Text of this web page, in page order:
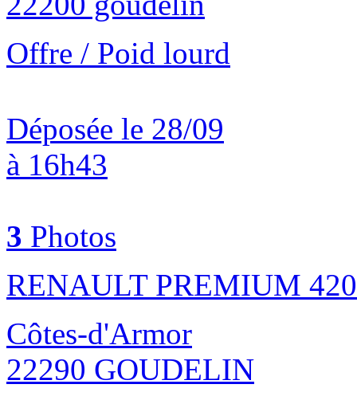
Offre / Poid lourd
Déposée le 28/09
à 16h43
3 Photos
RENAULT PREMIUM
Côtes-d'Armor
22290 GOUDELIN